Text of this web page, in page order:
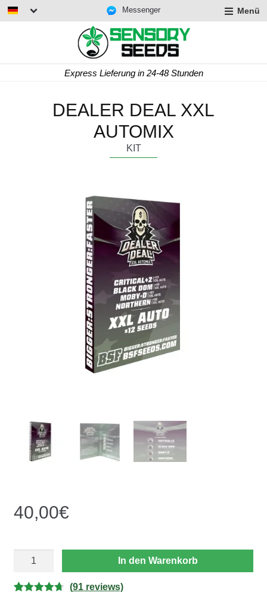
Messenger Menü
Express Lieferung in 24-48 Stunden
DEALER DEAL XXL
AUTOMIX
KIT
40,00€
DEAL
AUTOMIX
In den Warenkorb
(91 reviews)